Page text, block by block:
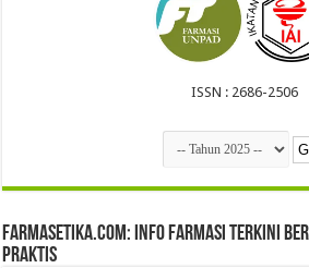
ISSN : 2686-2506
farmasetika.com: Info Farmasi Terkini
Praktis